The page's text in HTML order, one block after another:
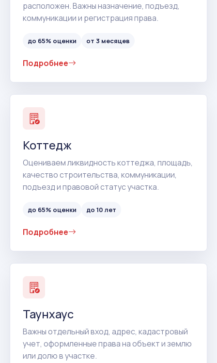
расположен. Важны назначение, подъезд,
коммуникации и регистрация права.
до 65% оценки от 3 месяцев
Подробнее
Коттедж
Оцениваем ликвидность коттеджа, площадь,
качество строительства, коммуникации,
подъезд и правовой статус участка.
до 65% оценки до 10 лет
Подробнее
Таунхаус
Важны отдельный вход, адрес, кадастровый
учет, оформленные права на объект и землю
или долю в участке.